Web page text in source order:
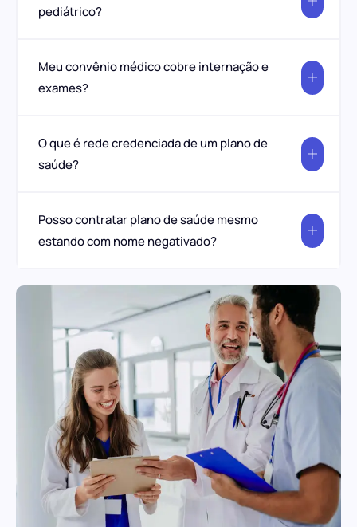
pediátrico?
Meu convênio médico cobre internação e
exames?
O que é rede credenciada de um plano de
saúde?
Posso contratar plano de saúde mesmo
estando com nome negativado?